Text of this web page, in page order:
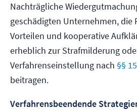
Nachträgliche
geschädigten Unternehmen, die
Vorteilen und kooperative
erheblich zur Strafmilderung
Verfahrenseinstellung nach §§
beitragen.
Verfahrensbeendende